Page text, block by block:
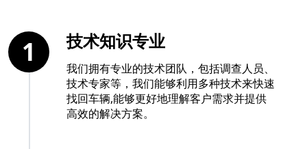
技术知识专业
我们拥有专业的技术团队，包括调查人员、
技术专家等，我们能够利用多种技术来快速
找回车辆,能够更好地理解客户需求并提供
高效的解决方案。
1